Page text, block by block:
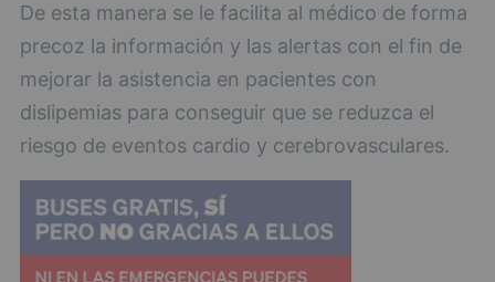
De esta manera se le facilita al médico de forma
precoz la información y las alertas con el fin de
mejorar la asistencia en pacientes con
dislipemias para conseguir que se reduzca el
riesgo de eventos cardio y cerebrovasculares.